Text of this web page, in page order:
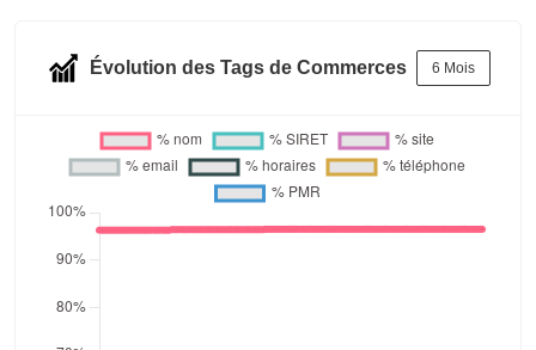
Évolution des Tags de Commerces 6 Mois